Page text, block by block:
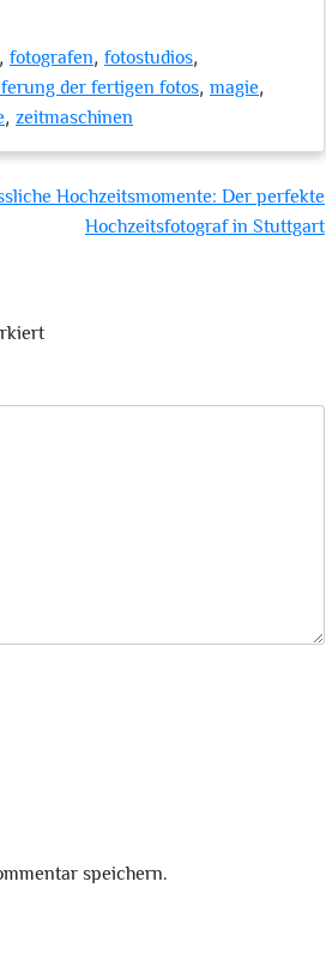
, fotografen, fotostudios,
der fertigen fotos, magie,
, zeitmaschinen
Hochzeitsmomente: Der perfekte
Hochzeitsfotograf in Stuttgart
speichern.